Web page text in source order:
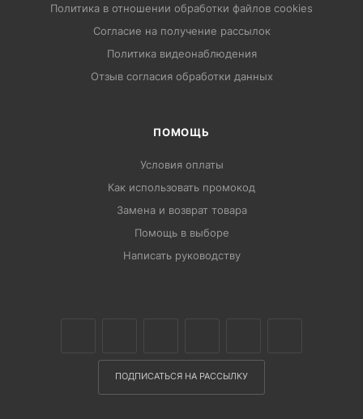
Политика в отношении обработки файлов cookies
Согласие на получение рассылок
Политика видеонаблюдения
Отзыв согласия обработки данных
ПОМОЩЬ
Условия оплаты
Как использовать промокод
Замена и возврат товара
Помощь в выборе
Написать руководству
ПОДПИСАТЬСЯ НА РАССЫЛКУ